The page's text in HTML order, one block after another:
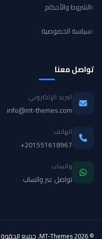
الشروط والأحكام
سياسة الخصوصية
تواصل معنا
البريد الإلكتروني
info@mt-themes.com
الهاتف
+201551618967
واتساب
تواصل عبر واتساب
© 2026 MT-Themes. جميع الحقوق محفوظة.